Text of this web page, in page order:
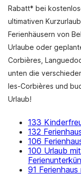
Rabatt* bei
ultimativen
Ferienhäusern von
Urlaube oder
Corbières,
unten die
les-Corbières und
Urlaub!
133
132
106
100 Urlaub
91